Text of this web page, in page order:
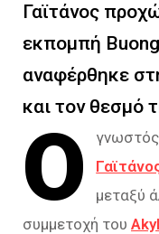
Γαϊτάνος
εκπομπή
αναφέρθηκε
και τον θεσμό
Ο
μεταξύ
συμμετοχή του